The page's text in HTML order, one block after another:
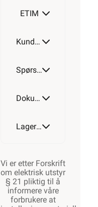
ETIM
Kundeomtale
Spørsmål og svar
Dokumentasjon
Lagerstatus
Vi er etter Forskrift
om elektrisk utstyr
§ 21 pliktig til å
informere våre
forbrukere at